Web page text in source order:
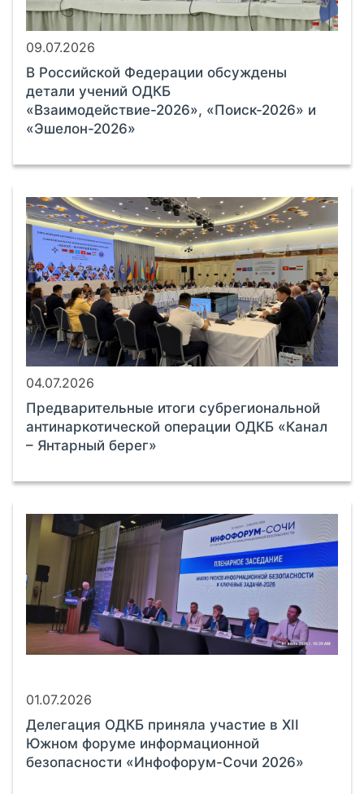
09.07.2026
В Российской Федерации обсуждены
детали учений ОДКБ
«Взаимодействие-2026», «Поиск-2026» и
«Эшелон-2026»
04.07.2026
Предварительные итоги субрегиональной
антинаркотической операции ОДКБ «Канал
– Янтарный берег»
01.07.2026
Делегация ОДКБ приняла участие в XII
Южном форуме информационной
безопасности «Инфофорум-Сочи 2026»